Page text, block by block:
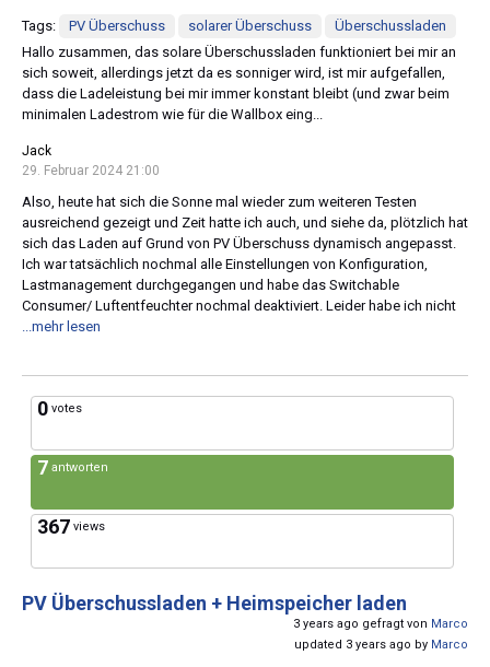
Tags: PV Überschuss solarer Überschuss
Überschussladen
Hallo zusammen, das solare Überschussladen funktioniert bei mir an
sich soweit, allerdings jetzt da es sonniger wird, ist mir aufgefallen,
dass die Ladeleistung bei mir immer konstant bleibt (und zwar beim
minimalen Ladestrom wie für die Wallbox eing...
Jack
29. Februar 2024 21:00
Also, heute hat sich die Sonne mal wieder zum weiteren Testen
ausreichend gezeigt und Zeit hatte ich auch, und siehe da, plötzlich hat
sich das Laden auf Grund von PV Überschuss dynamisch angepasst.
Ich war tatsächlich nochmal alle Einstellungen von Konfiguration,
Lastmanagement durchgegangen und habe das Switchable
Consumer/ Luftentfeuchter nochmal deaktiviert. Leider habe ich nicht
...mehr lesen
0 votes
7 antworten
367 views
PV Überschussladen + Heimspeicher laden
3 years ago gefragt von Marco
updated 3 years ago by Marco